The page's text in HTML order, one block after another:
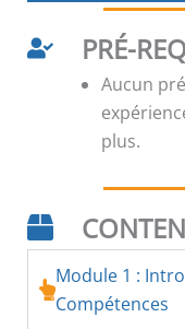
PRÉ-
Aucun
plus.
Module 1 :
Compétences